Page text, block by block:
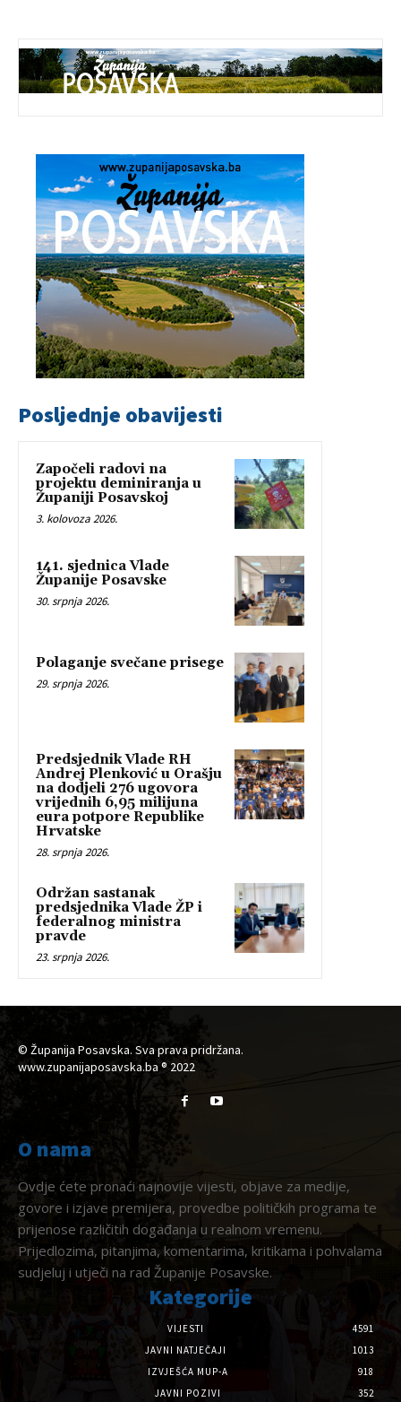
Posljednje obavijesti
Započeli radovi na
projektu deminiranja u
Županiji Posavskoj
3. kolovoza 2026.
141. sjednica Vlade
Županije Posavske
30. srpnja 2026.
Polaganje svečane prisege
29. srpnja 2026.
Predsjednik Vlade RH
Andrej Plenković u Orašju
na dodjeli 276 ugovora
vrijednih 6,95 milijuna
eura potpore Republike
Hrvatske
28. srpnja 2026.
Održan sastanak
predsjednika Vlade ŽP i
federalnog ministra
pravde
23. srpnja 2026.
© Županija Posavska. Sva prava pridržana.
www.zupanijaposavska.ba ® 2022
O nama
Ovdje ćete pronaći najnovije vijesti, objave za medije,
govore i izjave premijera, provedbe političkih programa te
prijenose različitih događanja u realnom vremenu.
Prijedlozima, pitanjima, komentarima, kritikama i pohvalama
sudjeluj i utječi na rad Županije Posavske.
Kategorije
VIJESTI
4591
JAVNI NATJEČAJI
1013
IZVJEŠĆA MUP-A
918
JAVNI POZIVI
352